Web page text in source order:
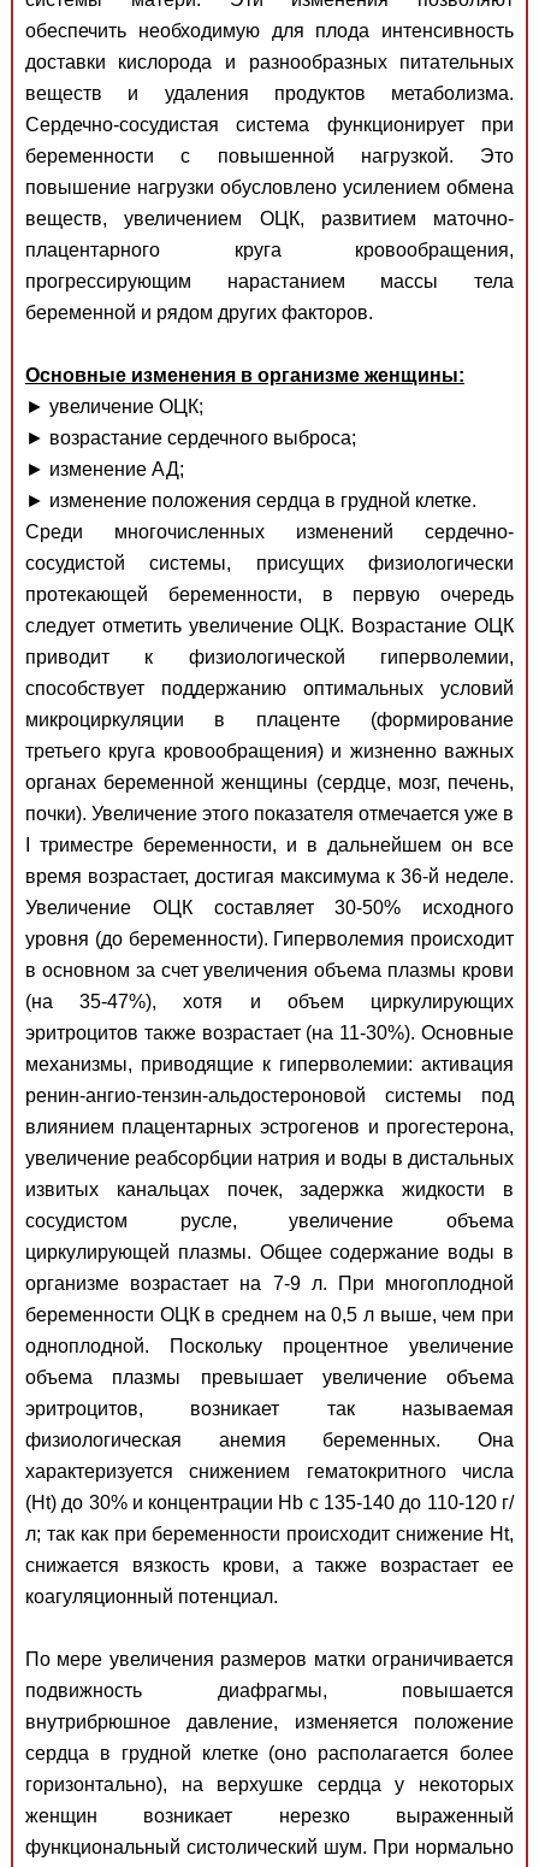
обеспечить необходимую для плода интенсивность
доставки кислорода и разнообразных питательных
веществ и удаления продуктов метаболизма.
Сердечно-сосудистая система функционирует при
беременности с повышенной нагрузкой. Это
повышение нагрузки обусловлено усилением обмена
веществ, увеличением ОЦК, развитием маточно-
плацентарного круга кровообращения,
прогрессирующим нарастанием массы тела
беременной и рядом других факторов.
Основные изменения в организме женщины:
► увеличение ОЦК;
► возрастание сердечного выброса;
► изменение АД;
► изменение положения сердца в грудной клетке.
Среди многочисленных изменений сердечно-
сосудистой системы, присущих физиологически
протекающей беременности, в первую очередь
следует отметить увеличение ОЦК. Возрастание ОЦК
приводит к физиологической гиперволемии,
способствует поддержанию оптимальных условий
микроциркуляции в плаценте (формирование
третьего круга кровообращения) и жизненно важных
органах беременной женщины (сердце, мозг, печень,
почки). Увеличение этого показателя отмечается уже в
I триместре беременности, и в дальнейшем он все
время возрастает, достигая максимума к 36-й неделе.
Увеличение ОЦК составляет 30-50% исходного
уровня (до беременности). Гиперволемия происходит
в основном за счет увеличения объема плазмы крови
(на 35-47%), хотя и объем циркулирующих
эритроцитов также возрастает (на 11-30%). Основные
механизмы, приводящие к гиперволемии: активация
ренин-ангио-тензин-альдостероновой системы под
влиянием плацентарных эстрогенов и прогестерона,
увеличение реабсорбции натрия и воды в дистальных
извитых канальцах почек, задержка жидкости в
сосудистом русле, увеличение объема
циркулирующей плазмы. Общее содержание воды в
организме возрастает на 7-9 л. При многоплодной
беременности ОЦК в среднем на 0,5 л выше, чем при
одноплодной. Поскольку процентное увеличение
объема плазмы превышает увеличение объема
эритроцитов, возникает так называемая
физиологическая анемия беременных. Она
характеризуется снижением гематокритного числа
(Ht) до 30% и концентрации Hb с 135-140 до 110-120 г/
л; так как при беременности происходит снижение Ht,
снижается вязкость крови, а также возрастает ее
коагуляционный потенциал.
По мере увеличения размеров матки ограничивается
подвижность диафрагмы, повышается
внутрибрюшное давление, изменяется положение
сердца в грудной клетке (оно располагается более
горизонтально), на верхушке сердца у некоторых
женщин возникает нерезко выраженный
функциональный систолический шум. При нормально